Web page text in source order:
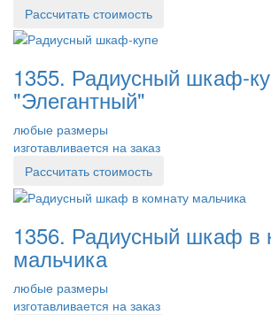
Рассчитать стоимость
1355. Радиусный шкаф-
"Элегантный"
любые размеры
изготавливается на заказ
Рассчитать стоимость
1356. Радиусный шкаф в
мальчика
любые размеры
изготавливается на заказ